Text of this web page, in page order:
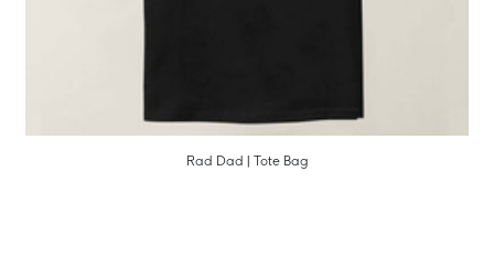
Rad Dad | Tote Bag